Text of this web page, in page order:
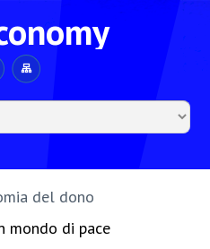
del dono
mondo di pace